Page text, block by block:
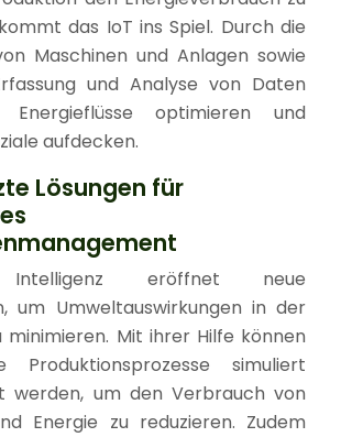
das IoT ins Spiel. Durch die
Maschinen und Anlagen sowie
und Analyse von Daten
optimieren und
aufdecken.
Lösungen für
Intelligenz eröffnet neue
um Umweltauswirkungen in der
minimieren. Mit ihrer Hilfe können
Produktionsprozesse simuliert
werden, um den Verbrauch von
Energie zu reduzieren. Zudem